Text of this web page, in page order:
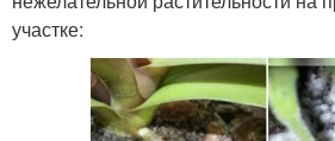
участке: